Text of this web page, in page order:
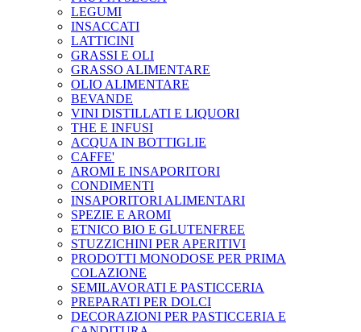
LEGUMI
INSACCATI
LATTICINI
GRASSI E OLI
GRASSO ALIMENTARE
OLIO ALIMENTARE
BEVANDE
VINI DISTILLATI E LIQUORI
THE E INFUSI
ACQUA IN BOTTIGLIE
CAFFE'
AROMI E INSAPORITORI
CONDIMENTI
INSAPORITORI ALIMENTARI
SPEZIE E AROMI
ETNICO BIO E GLUTENFREE
STUZZICHINI PER APERITIVI
PRODOTTI MONODOSE PER PRIMA
COLAZIONE
SEMILAVORATI E PASTICCERIA
PREPARATI PER DOLCI
DECORAZIONI PER PASTICCERIA E